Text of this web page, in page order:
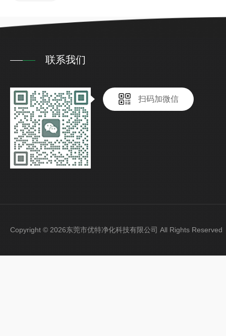
联系我们
扫码加微信
Copyright © 2026东莞市优特净化科技有限公司 All Rights